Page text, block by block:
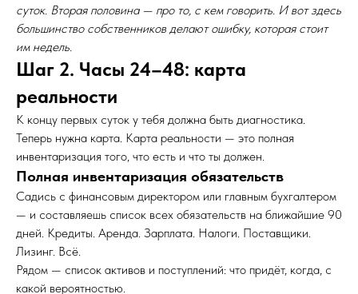
суток. Вторая половина — про то, с кем говорить. И вот здесь
большинство собственников делают ошибку, которая стоит
им недель.
Шаг 2. Часы 24–48: карта
реальности
К концу первых суток у тебя должна быть диагностика.
Теперь нужна карта. Карта реальности — это полная
инвентаризация того, что есть и что ты должен.
Полная инвентаризация обязательств
Садись с финансовым директором или главным бухгалтером
— и составляешь список всех обязательств на ближайшие 90
дней. Кредиты. Аренда. Зарплата. Налоги. Поставщики.
Лизинг. Всё.
Рядом — список активов и поступлений: что придёт, когда, с
какой вероятностью.